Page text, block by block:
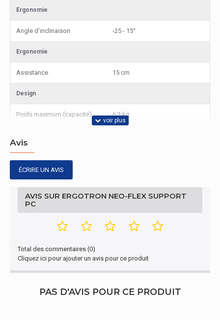
Ergonomie
Angle d'inclinaison -25 - 15°
Ergonomie
Assistance 15 cm
Design
Poids maximum (capacité) 6,3 kg
Avis
ÉCRIRE UN AVIS
AVIS SUR ERGOTRON NEO-FLEX SUPPORT
PC
Total des commentaires (0)
Cliquez ici pour ajouter un avis pour ce produit
PAS D'AVIS POUR CE PRODUIT